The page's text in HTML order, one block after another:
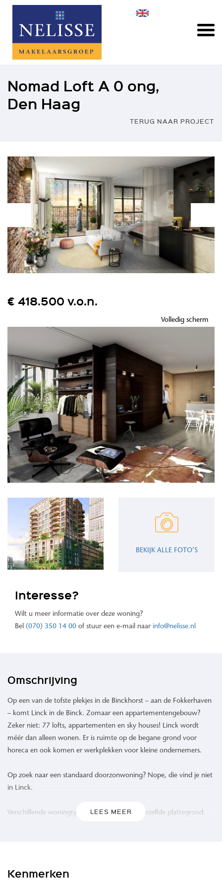
Nomad Loft A 0 ong,
Den Haag
TERUG NAAR PROJECT
€ 418.500 v.o.n.
Volledig scherm
BEKIJK ALLE FOTO’S
Interesse?
Wilt u meer informatie over deze woning?
Bel (070) 350 14 00 of stuur een e-mail naar info@nelisse.nl
Omschrijving
Op een van de tofste plekjes in de Binckhorst – aan de Fokkerhaven
– komt Linck in de Binck. Zomaar een appartementengebouw?
Zeker niet: 77 lofts, appartementen en sky houses! Linck wordt
méér dan alleen wonen. Er is ruimte op de begane grond voor
horeca en ook komen er werkplekken voor kleine ondernemers.
Op zoek naar een standaard doorzonwoning? Nope, die vind je niet
in Linck.
Verschillende woningtypes en bijna niet één dezelfde plattegrond.
het sociale hart van het gebouw: het atrium.
LEES MEER
Kenmerken